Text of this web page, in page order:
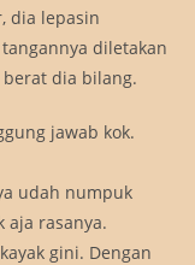
dia lepasin
diletakan
berat dia bilang.
jawab kok.
udah numpuk
aja rasanya.
gini. Dengan